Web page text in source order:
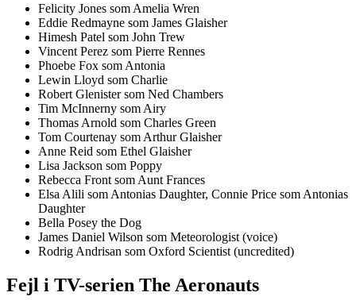
Felicity Jones som Amelia Wren
Eddie Redmayne som James Glaisher
Himesh Patel som John Trew
Vincent Perez som Pierre Rennes
Phoebe Fox som Antonia
Lewin Lloyd som Charlie
Robert Glenister som Ned Chambers
Tim McInnerny som Airy
Thomas Arnold som Charles Green
Tom Courtenay som Arthur Glaisher
Anne Reid som Ethel Glaisher
Lisa Jackson som Poppy
Rebecca Front som Aunt Frances
Elsa Alili som Antonias Daughter, Connie Price som Antonias
Daughter
Bella Posey the Dog
James Daniel Wilson som Meteorologist (voice)
Rodrig Andrisan som Oxford Scientist (uncredited)
Fejl i TV-serien The Aeronauts